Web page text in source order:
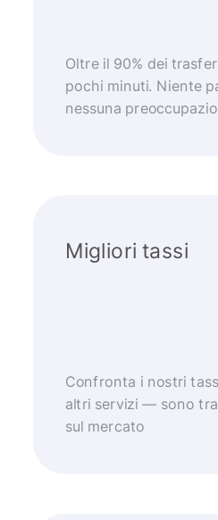
Oltre il 90% dei
pochi minuti. Niente
nessuna
Migliori tassi
Confronta i nostri
altri servizi — sono
sul mercato